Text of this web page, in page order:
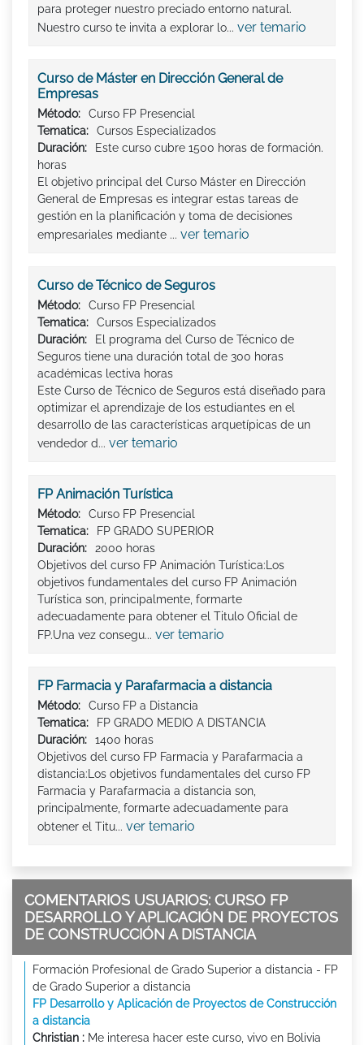
para proteger nuestro preciado entorno natural.
Nuestro curso te invita a explorar lo... ver temario
Curso de Máster en Dirección General de
Empresas
Método:
Curso FP Presencial
Tematica:
Cursos Especializados
Duración:
Este curso cubre 1500 horas de formación.
horas
El objetivo principal del Curso Máster en Dirección
General de Empresas es integrar estas tareas de
gestión en la planificación y toma de decisiones
empresariales mediante ... ver temario
Curso de Técnico de Seguros
Método:
Curso FP Presencial
Tematica:
Cursos Especializados
Duración:
El programa del Curso de Técnico de
Seguros tiene una duración total de 300 horas
académicas lectiva horas
Este Curso de Técnico de Seguros está diseñado para
optimizar el aprendizaje de los estudiantes en el
desarrollo de las características arquetípicas de un
vendedor d... ver temario
FP Animación Turística
Método:
Curso FP Presencial
Tematica:
FP GRADO SUPERIOR
Duración:
2000 horas
Objetivos del curso FP Animación Turística:Los
objetivos fundamentales del curso FP Animación
Turística son, principalmente, formarte
adecuadamente para obtener el Titulo Oficial de
FP.Una vez consegu... ver temario
FP Farmacia y Parafarmacia a distancia
Método:
Curso FP a Distancia
Tematica:
FP GRADO MEDIO A DISTANCIA
Duración:
1400 horas
Objetivos del curso FP Farmacia y Parafarmacia a
distancia:Los objetivos fundamentales del curso FP
Farmacia y Parafarmacia a distancia son,
principalmente, formarte adecuadamente para
obtener el Titu... ver temario
COMENTARIOS USUARIOS: CURSO FP
DESARROLLO Y APLICACIÓN DE PROYECTOS
DE CONSTRUCCIÓN A DISTANCIA
Formación Profesional de Grado Superior a distancia - FP
de Grado Superior a distancia
FP Desarrollo y Aplicación de Proyectos de Construcción
a distancia
Christian : Me interesa hacer este curso, vivo en Bolivia